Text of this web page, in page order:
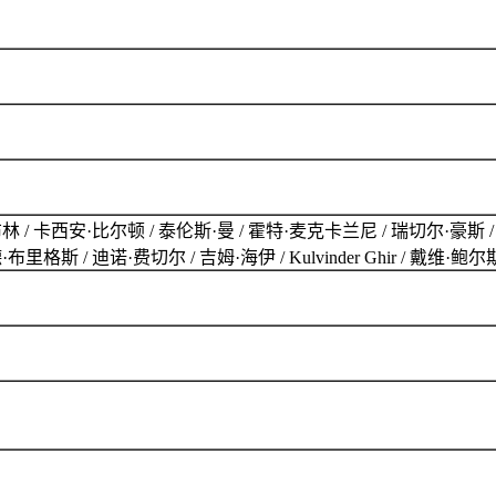
/ 卡西安·比尔顿 / 泰伦斯·曼 / 霍特·麦克卡兰尼 / 瑞切尔·豪
里格斯 / 迪诺·费切尔 / 吉姆·海伊 / Kulvinder Ghir / 戴维·鲍